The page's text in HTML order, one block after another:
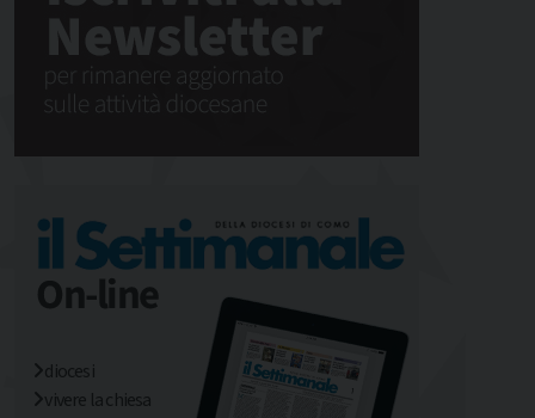
diocesi
vivere la chiesa